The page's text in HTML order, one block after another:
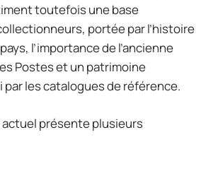
toutefois une base
portée par l’histoire
l’importance de l’ancienne
Postes et un patrimoine
les catalogues de référence.
actuel présente plusieurs